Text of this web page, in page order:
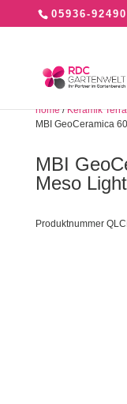
05936-
home/Keramik
MBI GeoCeramica
MBI
Meso
Produktnummer